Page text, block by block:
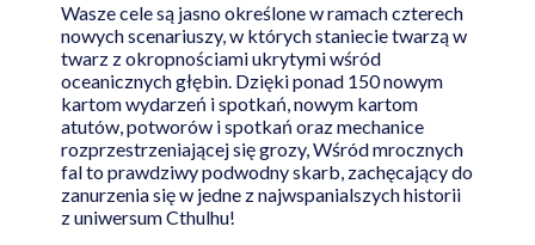
Wasze cele są jasno określone w ramach czterech
nowych scenariuszy, w których staniecie twarzą w
twarz z okropnościami ukrytymi wśród
oceanicznych głębin. Dzięki ponad 150 nowym
kartom wydarzeń i spotkań, nowym kartom
atutów, potworów i spotkań oraz mechanice
rozprzestrzeniającej się grozy, Wśród mrocznych
fal to prawdziwy podwodny skarb, zachęcający do
zanurzenia się w jedne z najwspanialszych historii
z uniwersum Cthulhu!